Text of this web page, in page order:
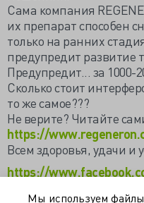
Сама компания
их препарат способен
только на ранних
предупредит развитие
Предупредит... за 1000-
Сколько стоит
то же самое???
Не верите? Читайте
https://
Всем здоровья, удачи и
https://
Мы используем файлы